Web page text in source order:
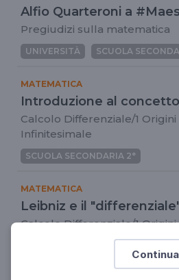
Alfio Quarteroni a
Pregiudizi sulla matematica
UNIVERSITÀ SCUOLA
MATEMATICA
Introduzione al
Calcolo Differenziale/1
Infinitesimale
SCUOLA SECONDARIA 2°
MATEMATICA
Leibniz e il
Calcolo Differenziale/1
SCUOLA SECONDARIA 2°